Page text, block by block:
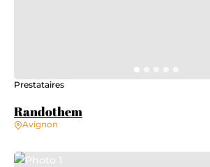
Randothem
Prestataires
Avignon
Photo 1